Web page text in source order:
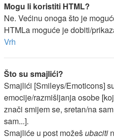
Mogu li koristiti HTML?
Ne. Većinu onoga što je
HTMLa moguće je dobiti/
Vrh
Što su smajlići?
Smajlići [Smileys/Emoticons]
emocije/razmišljanja osobe
znači smijem se, sretan/na
sam...].
Smajliće u post možešubaciti